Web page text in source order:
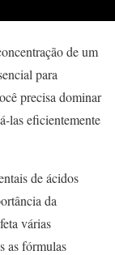
de um
para
precisa dominar
las eficientemente
de ácidos
da
várias
as fórmulas